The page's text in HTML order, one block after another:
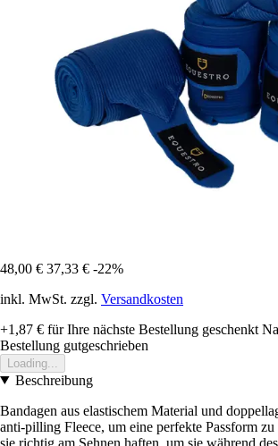
48,00 € 37,33 € -22%
inkl. MwSt. zzgl. Versandkosten
+1,87 € für Ihre nächste Bestellung geschenkt
Bestellung gutgeschrieben
Loading...
Beschreibung
Bandagen aus elastischem Material und
anti-pilling Fleece, um eine perfekte Passform
sie richtig am Sehnen haften, um sie während